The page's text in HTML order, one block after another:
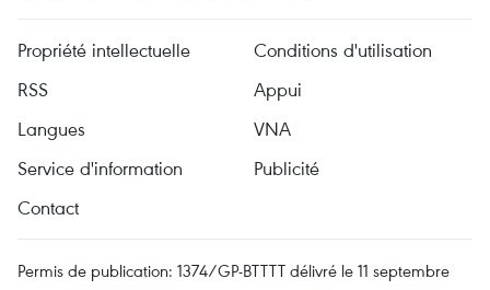
Propriété intellectuelle
Conditions d'utilisation
RSS
Appui
Langues
VNA
Service d'information
Publicité
Contact
Permis de publication: 1374/GP-BTTTT délivré le 11 septembre